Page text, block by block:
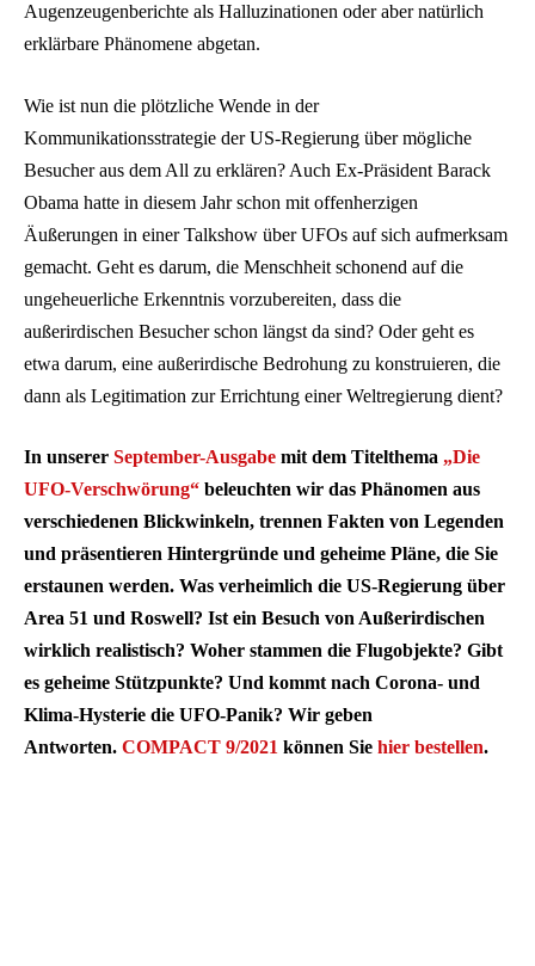
Augenzeugenberichte als Halluzinationen oder aber natürlich
erklärbare Phänomene abgetan.
Wie ist nun die plötzliche Wende in der
Kommunikationsstrategie der US-Regierung über mögliche
Besucher aus dem All zu erklären? Auch Ex-Präsident Barack
Obama hatte in diesem Jahr schon mit offenherzigen
Äußerungen in einer Talkshow über UFOs auf sich aufmerksam
gemacht. Geht es darum, die Menschheit schonend auf die
ungeheuerliche Erkenntnis vorzubereiten, dass die
außerirdischen Besucher schon längst da sind? Oder geht es
etwa darum, eine außerirdische Bedrohung zu konstruieren, die
dann als Legitimation zur Errichtung einer Weltregierung dient?
In unserer September-Ausgabe mit dem Titelthema „Die
UFO-Verschwörung“ beleuchten wir das Phänomen aus
verschiedenen Blickwinkeln, trennen Fakten von Legenden
und präsentieren Hintergründe und geheime Pläne, die Sie
erstaunen werden. Was verheimlich die US-Regierung über
Area 51 und Roswell? Ist ein Besuch von Außerirdischen
wirklich realistisch? Woher stammen die Flugobjekte? Gibt
es geheime Stützpunkte? Und kommt nach Corona- und
Klima-Hysterie die UFO-Panik? Wir geben
Antworten. COMPACT 9/2021 können Sie hier bestellen.